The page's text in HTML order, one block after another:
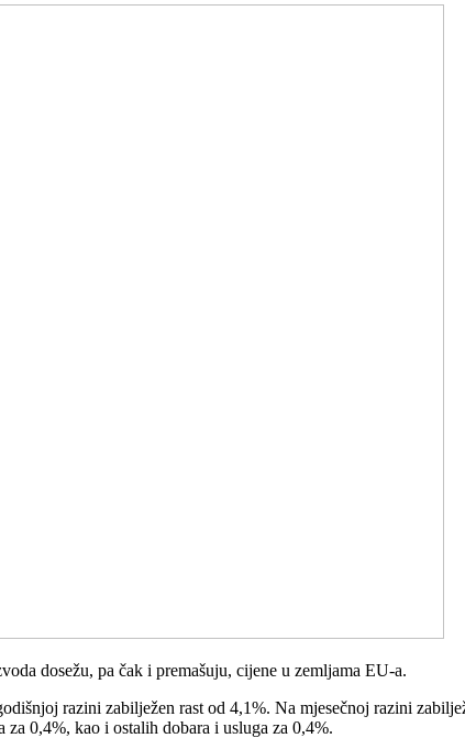
dosežu, pa čak i premašuju, cijene u zemljama EU-a.
razini zabilježen rast od 4,1%. Na mjesečnoj razini
0,4%, kao i ostalih dobara i usluga za 0,4%.